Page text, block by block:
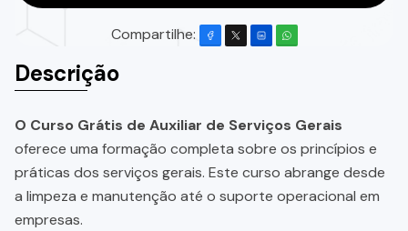
Compartilhe:
Descrição
O Curso Grátis de Auxiliar de Serviços Gerais
oferece uma formação completa sobre os princípios e
práticas dos serviços gerais. Este curso abrange desde
a limpeza e manutenção até o suporte operacional em
empresas.